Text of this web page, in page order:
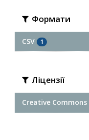
Формати
CSV 1
Ліцензії
Creative Commons